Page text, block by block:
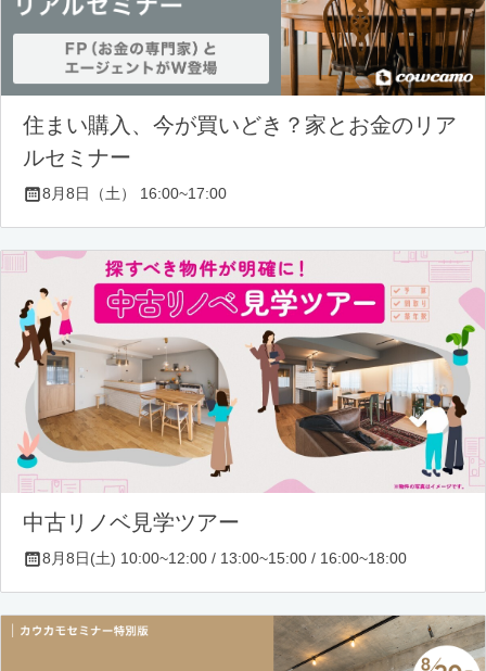
住まい購入、今が買いどき？家とお金のリア
ルセミナー
8月8日（土） 16:00~17:00
中古リノベ見学ツアー
8月8日(土) 10:00~12:00 / 13:00~15:00 / 16:00~18:00